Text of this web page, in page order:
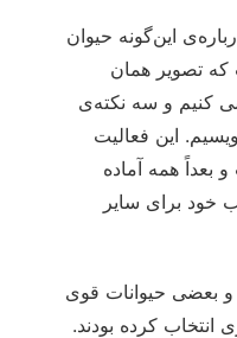
این‌گونه حیوان
که تصویر همان
کنیم و سه نکته‌ی
این فعالیت
بعداً همه آماده
خود برای سایر
بعضی حیوانات قوی
انتخاب کرده بودند.